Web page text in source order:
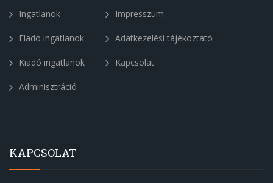
Ingatlanok
Eladó ingatlanok
Kiadó ingatlanok
Adminisztráció
Impresszum
Adatkezelési tájékoztató
Kapcsolat
KAPCSOLAT